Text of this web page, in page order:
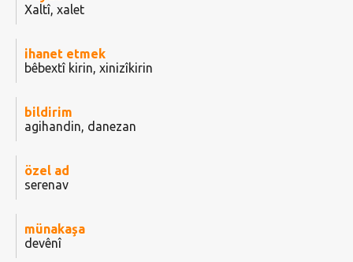
Xaltî, xalet
ihanet etmek
bêbextî kirin, xinizîkirin
bildirim
agihandin, danezan
özel ad
serenav
münakaşa
devênî